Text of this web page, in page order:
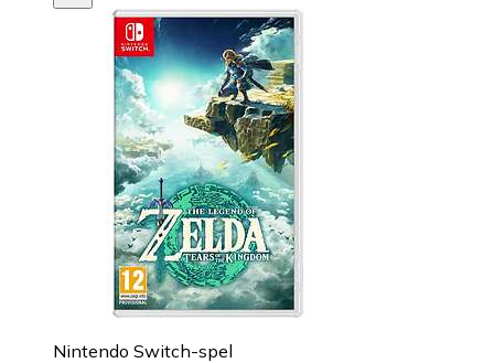
Nintendo Switch-spel